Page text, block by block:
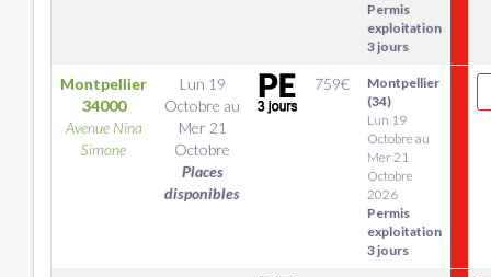
Permis
exploitation
3 jours
Montpellier
34000
Avenue Nina
Simone
Lun 19
Octobre au
Mer 21
Octobre
Places
disponibles
759€
Montpellier
(34)
Lun 19
Octobre au
Mer 21
Octobre
2026
Permis
exploitation
3 jours